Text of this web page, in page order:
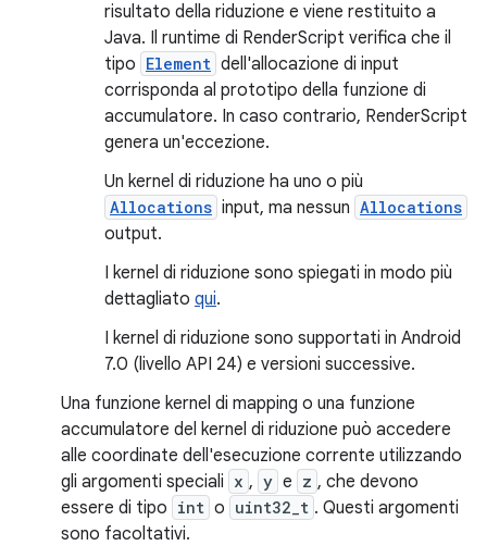
risultato della riduzione e viene restituito a
Java. Il runtime di RenderScript verifica che il
tipo Element dell'allocazione di input
corrisponda al prototipo della funzione di
accumulatore. In caso contrario, RenderScript
genera un'eccezione.
Un kernel di riduzione ha uno o più
Allocations input, ma nessun Allocations
output.
I kernel di riduzione sono spiegati in modo più
dettagliato qui.
I kernel di riduzione sono supportati in Android
7.0 (livello API 24) e versioni successive.
Una funzione kernel di mapping o una funzione
accumulatore del kernel di riduzione può accedere
alle coordinate dell'esecuzione corrente utilizzando
gli argomenti speciali x , y e z , che devono
essere di tipo int o uint32_t . Questi argomenti
sono facoltativi.